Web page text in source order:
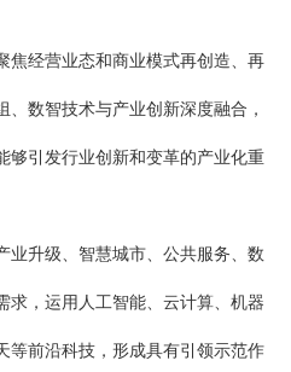
焦经营业态和商业模式再创造、再
数智技术与产业创新深度融合，
够引发行业创新和变革的产业化重
业升级、智慧城市、公共服务、数
求，运用人工智能、云计算、机器
等前沿科技，形成具有引领示范作